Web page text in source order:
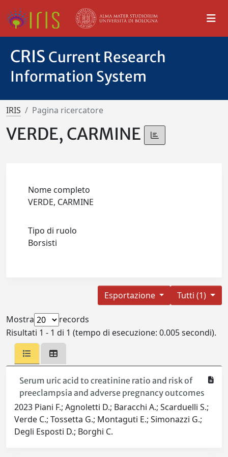
CRIS Current Research
Information System
IRIS Pagina ricercatore
VERDE, CARMINE
Nome completo
VERDE, CARMINE
Tipo di ruolo
Borsisti
Tutti (1)
Esportazione
Mostra
records
Risultati 1 - 1 di 1 (tempo di esecuzione: 0.005 secondi).
Serum uric acid to creatinine ratio and risk of
preeclampsia and adverse pregnancy outcomes
2023 Piani F.; Agnoletti D.; Baracchi A.; Scarduelli S.;
Verde C.; Tossetta G.; Montaguti E.; Simonazzi G.;
Degli Esposti D.; Borghi C.